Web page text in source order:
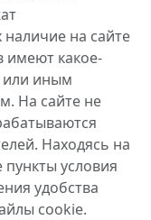
на сайте
имеют какое-
или иным
На сайте не
Находясь на
условия
удобства
cookie.